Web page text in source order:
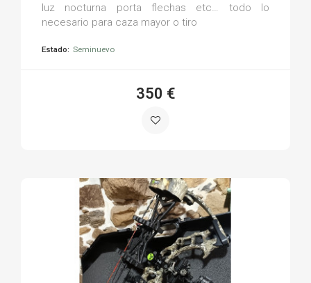
luz nocturna porta flechas etc… todo lo
necesario para caza mayor o tiro
Estado: Seminuevo
350 €